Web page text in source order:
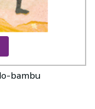
bambu